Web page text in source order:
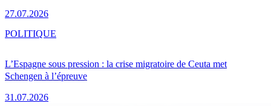
27.07.2026
L’Espagne sous pression : la crise migratoire de Ceuta met
Schengen à l’épreuve
31.07.2026
POLITIQUE